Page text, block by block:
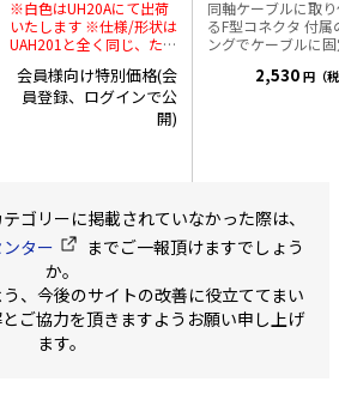
す。 ・電源部プラグ ト
ラッキング防止加工 ・電
源部は、15V600mAで余
のアンテナで動作確認済
■附属品 F型接栓（5Cケ
ーブル用） 4個 防水キ
ャップ（大） 2個 取扱
CS/BS-IF 1032～
実用入力レベル範囲
(dBμV) UHF：
ず） CS/BS：
(dBμV)： UHF：
103dBμV(9波)
CS/BS：
50波） ・利得調整
(dB)： 0～-10以上
可変） ・雑音指数(dB)：
※白色はUH20Aにて出荷
いたします ※仕様/形状は
UAH201と全く同じ、ただ
商品です※新たにグレー
色が加わって5色となりま
遜色のない性能を発揮
し、アンテナ利得7.8～
9.8dB(標準値)を実現。20
素子形の家庭用八木式ア
ンテナと同等の利得を実
現した地上デジタル放送
用平面アンテナです。 ●
薄型の本体構造。 ・独自
会員様向け特別価格(会
員登録、ログインで公
開)
袋＝100個入
同軸ケーブルに取
るF型コネクタ 付属
ングでケーブルに
変更■■■ 「1袋
セット入 (本体
アルミリング 100
応周波数 10～
材質 本体:黄銅,ニッ
メッキ リング:ア
金 ・対応ケーブ
2,530 円（
ゴリーに掲載されていなかった際は、
ター
までご一報頂けますでしょう
か。
、今後のサイトの改善に役立ててまい
ご協力を頂きますようお願い申し上げ
ます。